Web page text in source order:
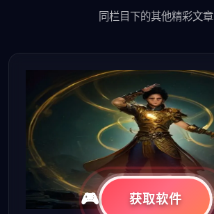
同栏目下的其他精彩文章
获取软件